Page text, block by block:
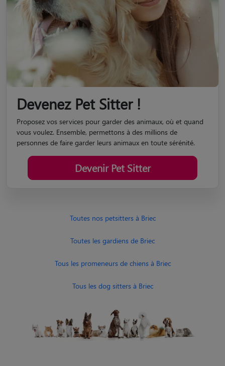
Devenez Pet Sitter !
Proposez vos services pour garder des animaux, où et quand
vous voulez. Ensemble, permettons à des millions de
personnes de faire garder leurs animaux en toute sérénité.
Devenir Pet Sitter
Toutes nos petsitters à Briec
Toutes les gardiens de Briec
Tous les promeneurs de chiens à Briec
Tous les dog sitters à Briec